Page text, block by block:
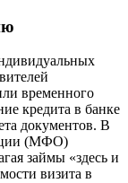
временного
кредита в банке
документов. В
(МФО)
займы «здесь и
визита в